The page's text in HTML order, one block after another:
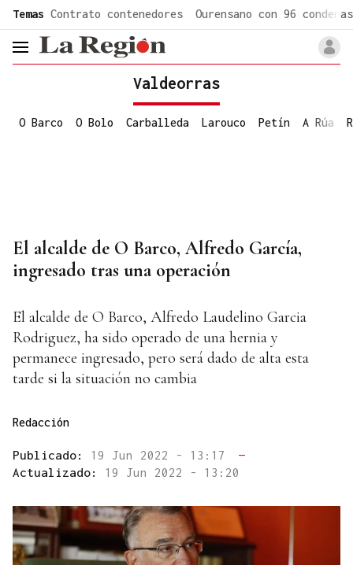
Temas Contrato contenedores Ourensano con 96 condenas
header.menu.open
Valdeorras
O Barco O Bolo Carballeda Larouco Petín A Rúa
El alcalde de O Barco, Alfredo García,
ingresado tras una operación
El alcalde de O Barco, Alfredo Laudelino Garcia
Rodriguez, ha sido operado de una hernia y
permanece ingresado, pero será dado de alta esta
tarde si la situación no cambia
Redacción
Publicado: 19 Jun 2022 - 13:17
—
Actualizado: 19 Jun 2022 - 13:20